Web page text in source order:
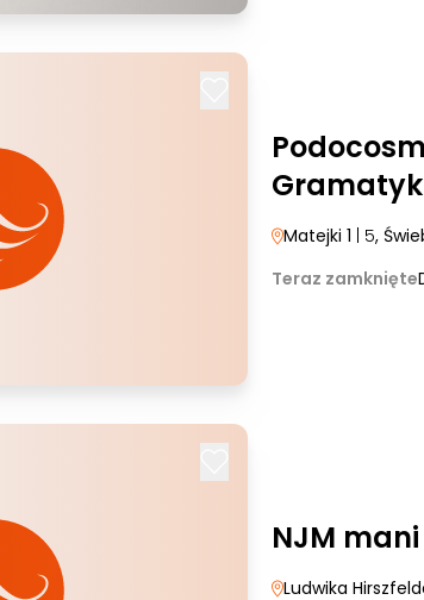
Matejki 1 | 5,
Teraz zamknięte
NJM mani
Ludwika